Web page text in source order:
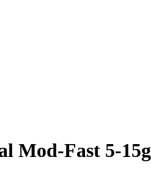
Mod-Fast 5-15g